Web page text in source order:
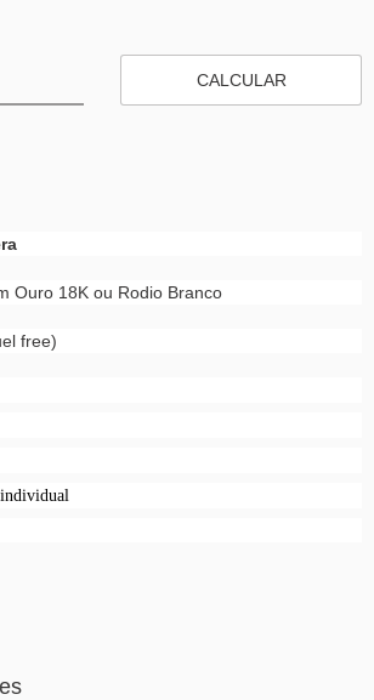
CALCULAR
Ouro 18K ou Rodio Branco
free)